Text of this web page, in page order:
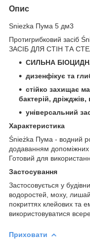
Опис
Sniezka Пума 5 дм3
Протигрибковий
ЗАСІБ ДЛЯ СТІН ТА
СИЛЬНА
дизенфікує та
стійко захищає
бактерій,
універсальний
Характеристика
Śnieżka Пума - водний
додаванням допоміжних
Готовий для
Застосування
Застосовується у
водоростей, моху,
покриттях клейових та
використовуватися
Приховати